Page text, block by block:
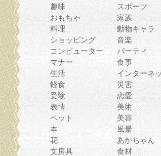
趣味
スポーツ
おもちゃ
家族
料理
動物キャラ
ショッピング
音楽
コンピューター
パーティ
マナー
食事
生活
インターネ
軽食
災害
受験
恋愛
表情
美術
ペット
美容
本
風景
花
あかちゃん
文房具
食材